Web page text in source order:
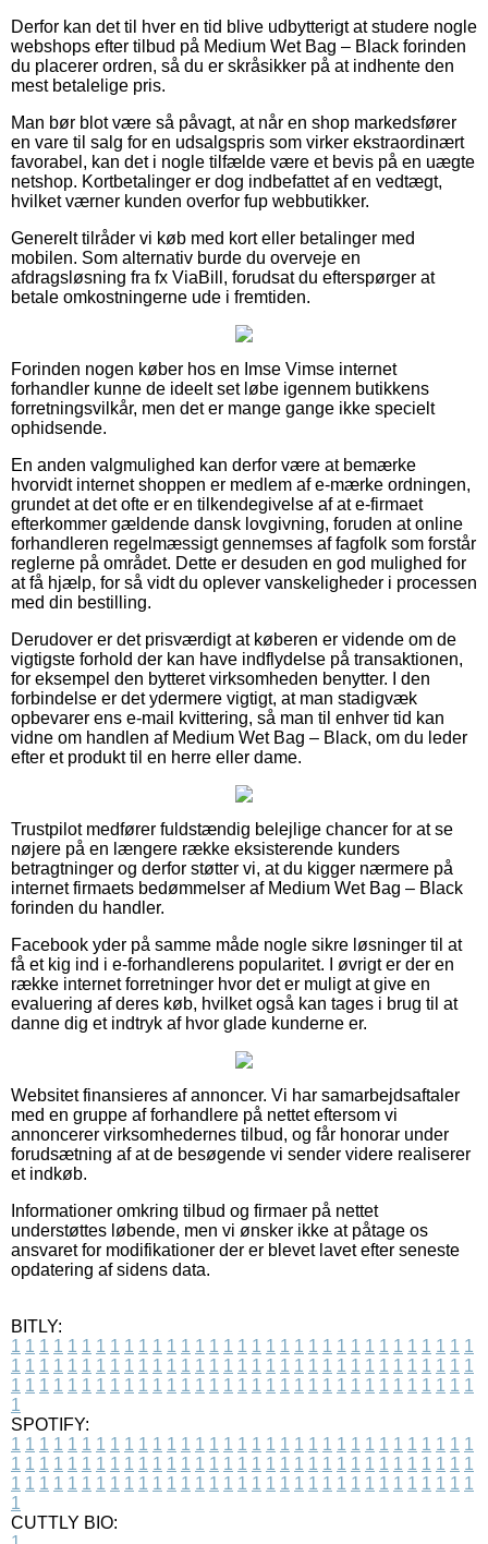
Derfor kan det til hver en tid blive udbytterigt at studere nogle
webshops efter tilbud på Medium Wet Bag – Black forinden
du placerer ordren, så du er skråsikker på at indhente den
mest betalelige pris.
Man bør blot være så påvagt, at når en shop markedsfører
en vare til salg for en udsalgspris som virker ekstraordinært
favorabel, kan det i nogle tilfælde være et bevis på en uægte
netshop. Kortbetalinger er dog indbefattet af en vedtægt,
hvilket værner kunden overfor fup webbutikker.
Generelt tilråder vi køb med kort eller betalinger med
mobilen. Som alternativ burde du overveje en
afdragsløsning fra fx ViaBill, forudsat du efterspørger at
betale omkostningerne ude i fremtiden.
Forinden nogen køber hos en Imse Vimse internet
forhandler kunne de ideelt set løbe igennem butikkens
forretningsvilkår, men det er mange gange ikke specielt
ophidsende.
En anden valgmulighed kan derfor være at bemærke
hvorvidt internet shoppen er medlem af e-mærke ordningen,
grundet at det ofte er en tilkendegivelse af at e-firmaet
efterkommer gældende dansk lovgivning, foruden at online
forhandleren regelmæssigt gennemses af fagfolk som forstår
reglerne på området. Dette er desuden en god mulighed for
at få hjælp, for så vidt du oplever vanskeligheder i processen
med din bestilling.
Derudover er det prisværdigt at køberen er vidende om de
vigtigste forhold der kan have indflydelse på transaktionen,
for eksempel den bytteret virksomheden benytter. I den
forbindelse er det ydermere vigtigt, at man stadigvæk
opbevarer ens e-mail kvittering, så man til enhver tid kan
vidne om handlen af Medium Wet Bag – Black, om du leder
efter et produkt til en herre eller dame.
Trustpilot medfører fuldstændig belejlige chancer for at se
nøjere på en længere række eksisterende kunders
betragtninger og derfor støtter vi, at du kigger nærmere på
internet firmaets bedømmelser af Medium Wet Bag – Black
forinden du handler.
Facebook yder på samme måde nogle sikre løsninger til at
få et kig ind i e-forhandlerens popularitet. I øvrigt er der en
række internet forretninger hvor det er muligt at give en
evaluering af deres køb, hvilket også kan tages i brug til at
danne dig et indtryk af hvor glade kunderne er.
Websitet finansieres af annoncer. Vi har samarbejdsaftaler
med en gruppe af forhandlere på nettet eftersom vi
annoncerer virksomhedernes tilbud, og får honorar under
forudsætning af at de besøgende vi sender videre realiserer
et indkøb.
Informationer omkring tilbud og firmaer på nettet
understøttes løbende, men vi ønsker ikke at påtage os
ansvaret for modifikationer der er blevet lavet efter seneste
opdatering af sidens data.
BITLY:
1 1 1 1 1 1 1 1 1 1 1 1 1 1 1 1 1 1 1 1 1 1 1 1 1 1 1 1 1 1 1 1 1
1 1 1 1 1 1 1 1 1 1 1 1 1 1 1 1 1 1 1 1 1 1 1 1 1 1 1 1 1 1 1 1 1
1 1 1 1 1 1 1 1 1 1 1 1 1 1 1 1 1 1 1 1 1 1 1 1 1 1 1 1 1 1 1 1 1
1
SPOTIFY:
1 1 1 1 1 1 1 1 1 1 1 1 1 1 1 1 1 1 1 1 1 1 1 1 1 1 1 1 1 1 1 1 1
1 1 1 1 1 1 1 1 1 1 1 1 1 1 1 1 1 1 1 1 1 1 1 1 1 1 1 1 1 1 1 1 1
1 1 1 1 1 1 1 1 1 1 1 1 1 1 1 1 1 1 1 1 1 1 1 1 1 1 1 1 1 1 1 1 1
1
CUTTLY BIO: